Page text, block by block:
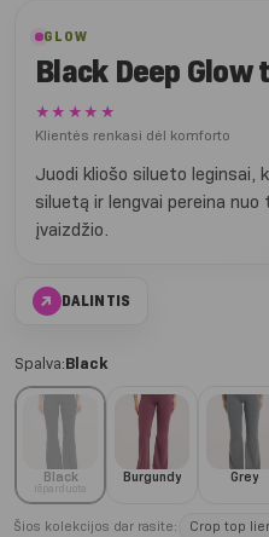
GLOW
Black Deep
★★★★★
Klientės renkasi dėl komforto
Juodi kliošo silueto leginsai,
siluetą ir lengvai pereina
įvaizdžio.
↗ DALINTIS
Spalva:Black
Black
Išparduota
Burgundy Grey
Šios kolekcijos dar rasite: Crop top